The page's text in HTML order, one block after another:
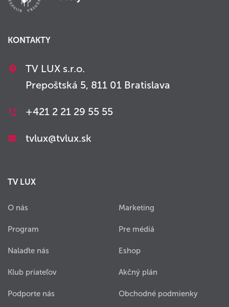
KONTAKTY
TV LUX s.r.o.
Prepoštská 5, 811 01 Bratislava
+421 2 21 29 55 55
tvlux@tvlux.sk
TV LUX
O nás
Program
Nalaďte nás
Klub priateľov
Podporte nás
Marketing
Pre médiá
Eshop
Akčný plán
Obchodné podmienky